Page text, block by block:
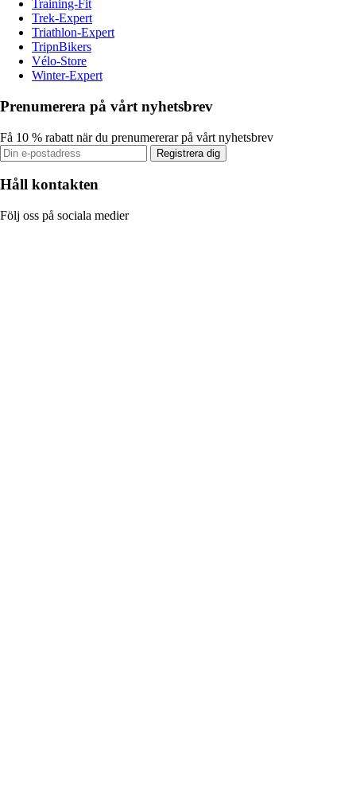
Training-Fit
Trek-Expert
Triathlon-Expert
TripnBikers
Vélo-Store
Winter-Expert
Prenumerera på vårt nyhetsbrev
Få 10 % rabatt när du prenumererar på vårt nyhetsbrev
Registrera dig
Håll kontakten
Följ oss på sociala medier